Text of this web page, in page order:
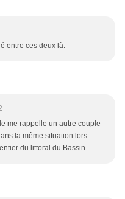
entre ces deux là.
me rappelle un autre couple
la même situation lors
du littoral du Bassin.